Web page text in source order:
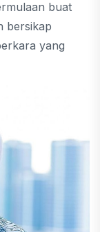
buat
bersikap
yang